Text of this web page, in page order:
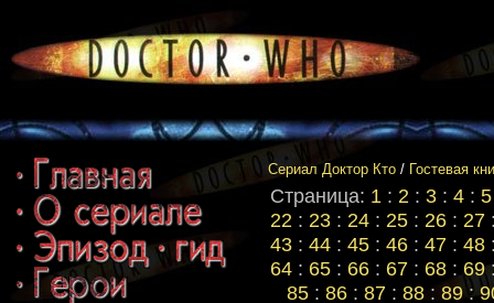
Сериал Доктор Кто / Гостевая
Страница: 1 : 2 : 3 : 4 : 5
22 : 23 : 24 : 25 : 26 : 27
43 : 44 : 45 : 46 : 47 : 48
64 : 65 : 66 : 67 : 68 : 69
85 : 86 : 87 : 88 : 89 :